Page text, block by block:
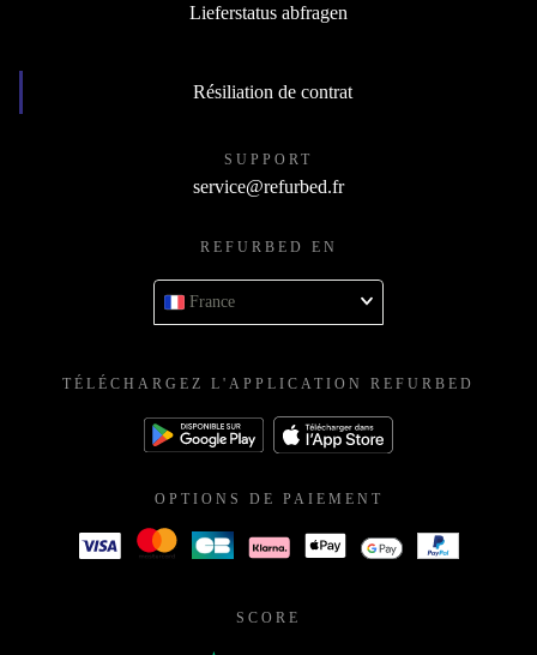
Lieferstatus abfragen
Résiliation de contrat
SUPPORT
service@refurbed.fr
REFURBED EN
France
TÉLÉCHARGEZ L'APPLICATION REFURBED
OPTIONS DE PAIEMENT
SCORE